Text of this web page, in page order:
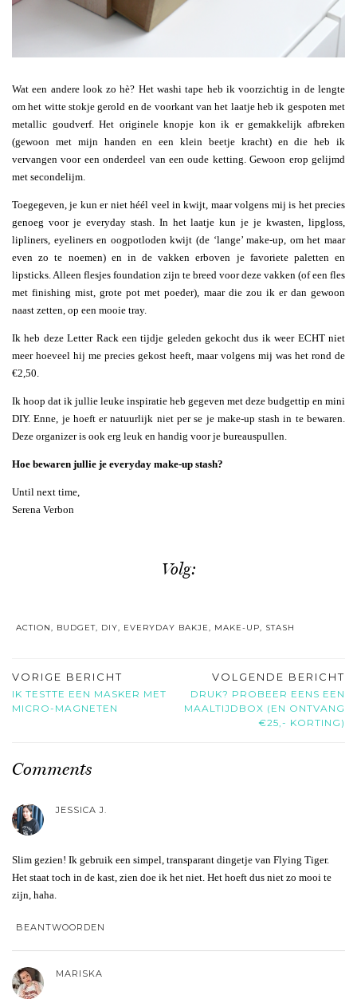
Wat een andere look zo hè? Het washi tape heb ik voorzichtig in de lengte
om het witte stokje gerold en de voorkant van het laatje heb ik gespoten met
metallic goudverf. Het originele knopje kon ik er gemakkelijk afbreken
(gewoon met mijn handen en een klein beetje kracht) en die heb ik
vervangen voor een onderdeel van een oude ketting. Gewoon erop gelijmd
met secondelijm.
Toegegeven, je kun er niet héél veel in kwijt, maar volgens mij is het precies
genoeg voor je everyday stash. In het laatje kun je je kwasten, lipgloss,
lipliners, eyeliners en oogpotloden kwijt (de ‘lange’ make-up, om het maar
even zo te noemen) en in de vakken erboven je favoriete paletten en
lipsticks. Alleen flesjes foundation zijn te breed voor deze vakken (of een fles
met finishing mist, grote pot met poeder), maar die zou ik er dan gewoon
naast zetten, op een mooie tray.
Ik heb deze Letter Rack een tijdje geleden gekocht dus ik weer ECHT niet
meer hoeveel hij me precies gekost heeft, maar volgens mij was het rond de
€2,50.
Ik hoop dat ik jullie leuke inspiratie heb gegeven met deze budgettip en mini
DIY. Enne, je hoeft er natuurlijk niet per se je make-up stash in te bewaren.
Deze organizer is ook erg leuk en handig voor je bureauspullen.
Hoe bewaren jullie je everyday make-up stash?
Until next time,
Serena Verbon
Volg:
ACTION, BUDGET, DIY, EVERYDAY BAKJE, MAKE-UP, STASH
VORIGE BERICHT
IK TESTTE EEN MASKER MET
MICRO-MAGNETEN
VOLGENDE BERICHT
DRUK? PROBEER EENS EEN
MAALTIJDBOX (EN ONTVANG
€25,- KORTING)
Comments
JESSICA J.
Slim gezien! Ik gebruik een simpel, transparant dingetje van Flying Tiger.
Het staat toch in de kast, zien doe ik het niet. Het hoeft dus niet zo mooi te
zijn, haha.
BEANTWOORDEN
MARISKA